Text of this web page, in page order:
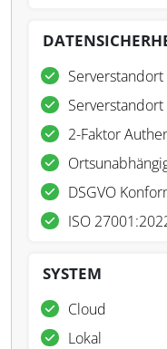
Serverstandort
2-Faktor
DSGVO
ISO
SYSTEM
Cloud
Lokal